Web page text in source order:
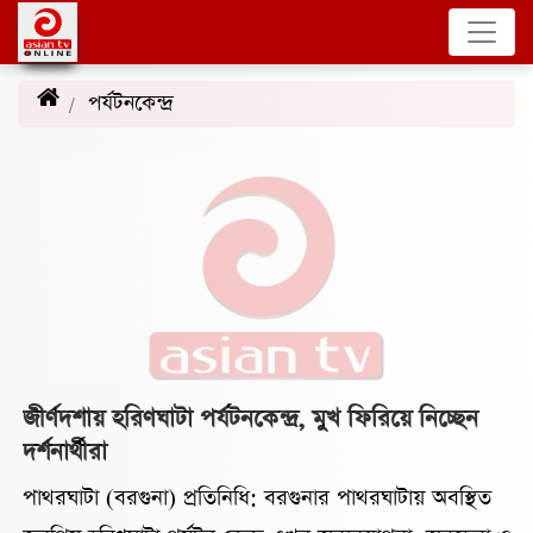
পর্যটনকেন্দ্র
জীর্ণদশায় হরিণঘাটা পর্যটনকেন্দ্র, মুখ ফিরিয়ে নিচ্ছেন
দর্শনার্থীরা
পাথরঘাটা (বরগুনা) প্রতিনিধি: বরগুনার পাথরঘাটায় অবস্থিত